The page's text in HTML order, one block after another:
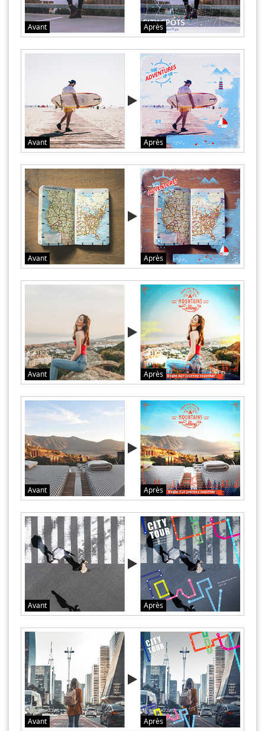
Avant Après
Avant Après
Avant Après
Avant Après
Avant Après
Avant Après
Avant Après